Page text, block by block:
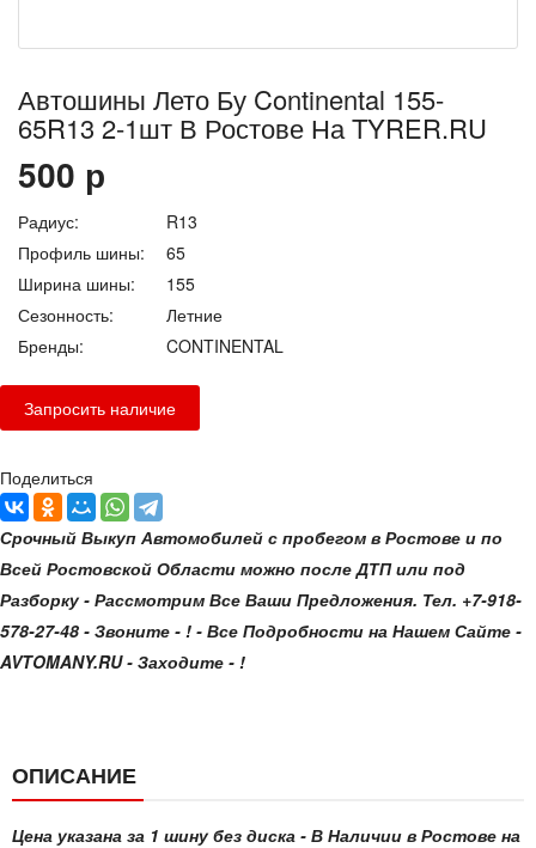
Автошины Лето Бу Continental 155-
65R13 2-1шт В Ростове На TYRER.RU
500 р
Радиус:
R13
Профиль шины:
65
Ширина шины:
155
Сезонность:
Летние
Бренды:
CONTINENTAL
Поделиться
Срочный Выкуп Автомобилей с пробегом в Ростове и по
Всей Ростовской Области можно после ДТП или под
Разборку - Рассмотрим Все Ваши Предложения. Тел. +7-918-
578-27-48 - Звоните - ! - Все Подробности на Нашем Сайте -
AVTOMANY.RU - Заходите - !
ОПИСАНИЕ
Цена указана за 1 шину без диска - В Наличии в Ростове на